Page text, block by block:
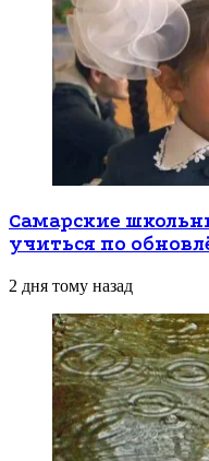
Самарские
учиться по
2 дня тому назад